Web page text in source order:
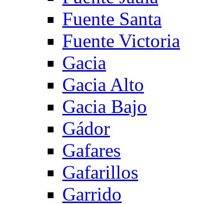
Fuente Santa
Fuente Victoria
Gacia
Gacia Alto
Gacia Bajo
Gádor
Gafares
Gafarillos
Garrido